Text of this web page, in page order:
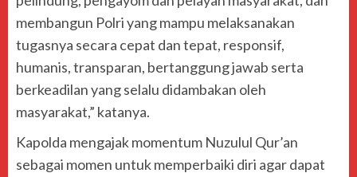
membangun Polri yang mampu melaksanakan
tugasnya secara cepat dan tepat, responsif,
humanis, transparan, bertanggung jawab serta
berkeadilan yang selalu didambakan oleh
masyarakat,” katanya.
Kapolda mengajak momentum Nuzulul Qur’an
sebagai momen untuk memperbaiki diri agar dapat